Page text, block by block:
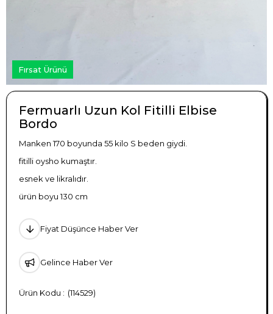
Fırsat Ürünü
Fermuarlı Uzun Kol Fitilli Elbise
Bordo
Manken 170 boyunda 55 kilo S beden giydi.
fitilli oysho kumaştır.
esnek ve likralıdır.
ürün boyu 130 cm
Fiyat Düşünce Haber Ver
Gelince Haber Ver
(114529)